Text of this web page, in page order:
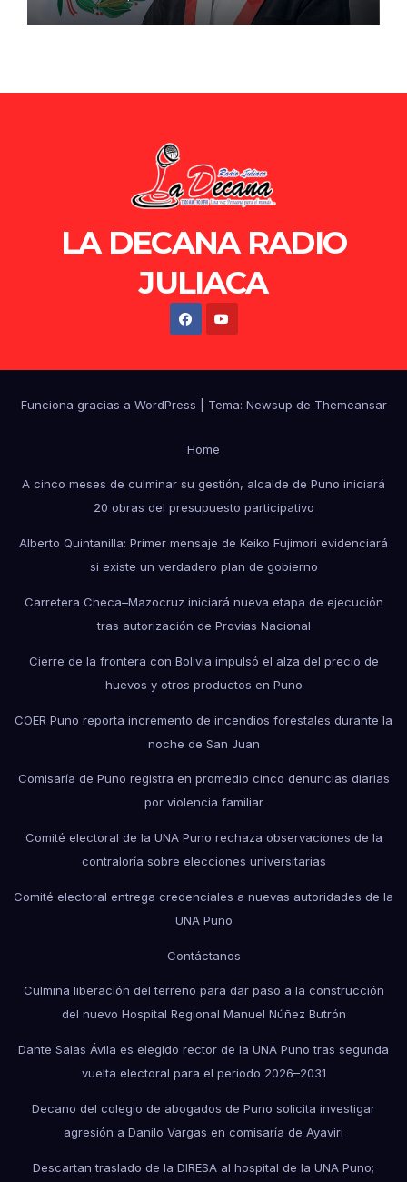
de Ollanta Humala
LA DECANA RADIO
JULIACA
Funciona gracias a WordPress Tema: Newsup de Themeansar
Home
A cinco meses de culminar su gestión, alcalde de Puno iniciará
20 obras del presupuesto participativo
Alberto Quintanilla: Primer mensaje de Keiko Fujimori evidenciará
si existe un verdadero plan de gobierno
Carretera Checa–Mazocruz iniciará nueva etapa de ejecución
tras autorización de Provías Nacional
Cierre de la frontera con Bolivia impulsó el alza del precio de
huevos y otros productos en Puno
COER Puno reporta incremento de incendios forestales durante la
noche de San Juan
Comisaría de Puno registra en promedio cinco denuncias diarias
por violencia familiar
Comité electoral de la UNA Puno rechaza observaciones de la
contraloría sobre elecciones universitarias
Comité electoral entrega credenciales a nuevas autoridades de la
UNA Puno
Contáctanos
Culmina liberación del terreno para dar paso a la construcción
del nuevo Hospital Regional Manuel Núñez Butrón
Dante Salas Ávila es elegido rector de la UNA Puno tras segunda
vuelta electoral para el periodo 2026–2031
Decano del colegio de abogados de Puno solicita investigar
agresión a Danilo Vargas en comisaría de Ayaviri
Descartan traslado de la DIRESA al hospital de la UNA Puno;